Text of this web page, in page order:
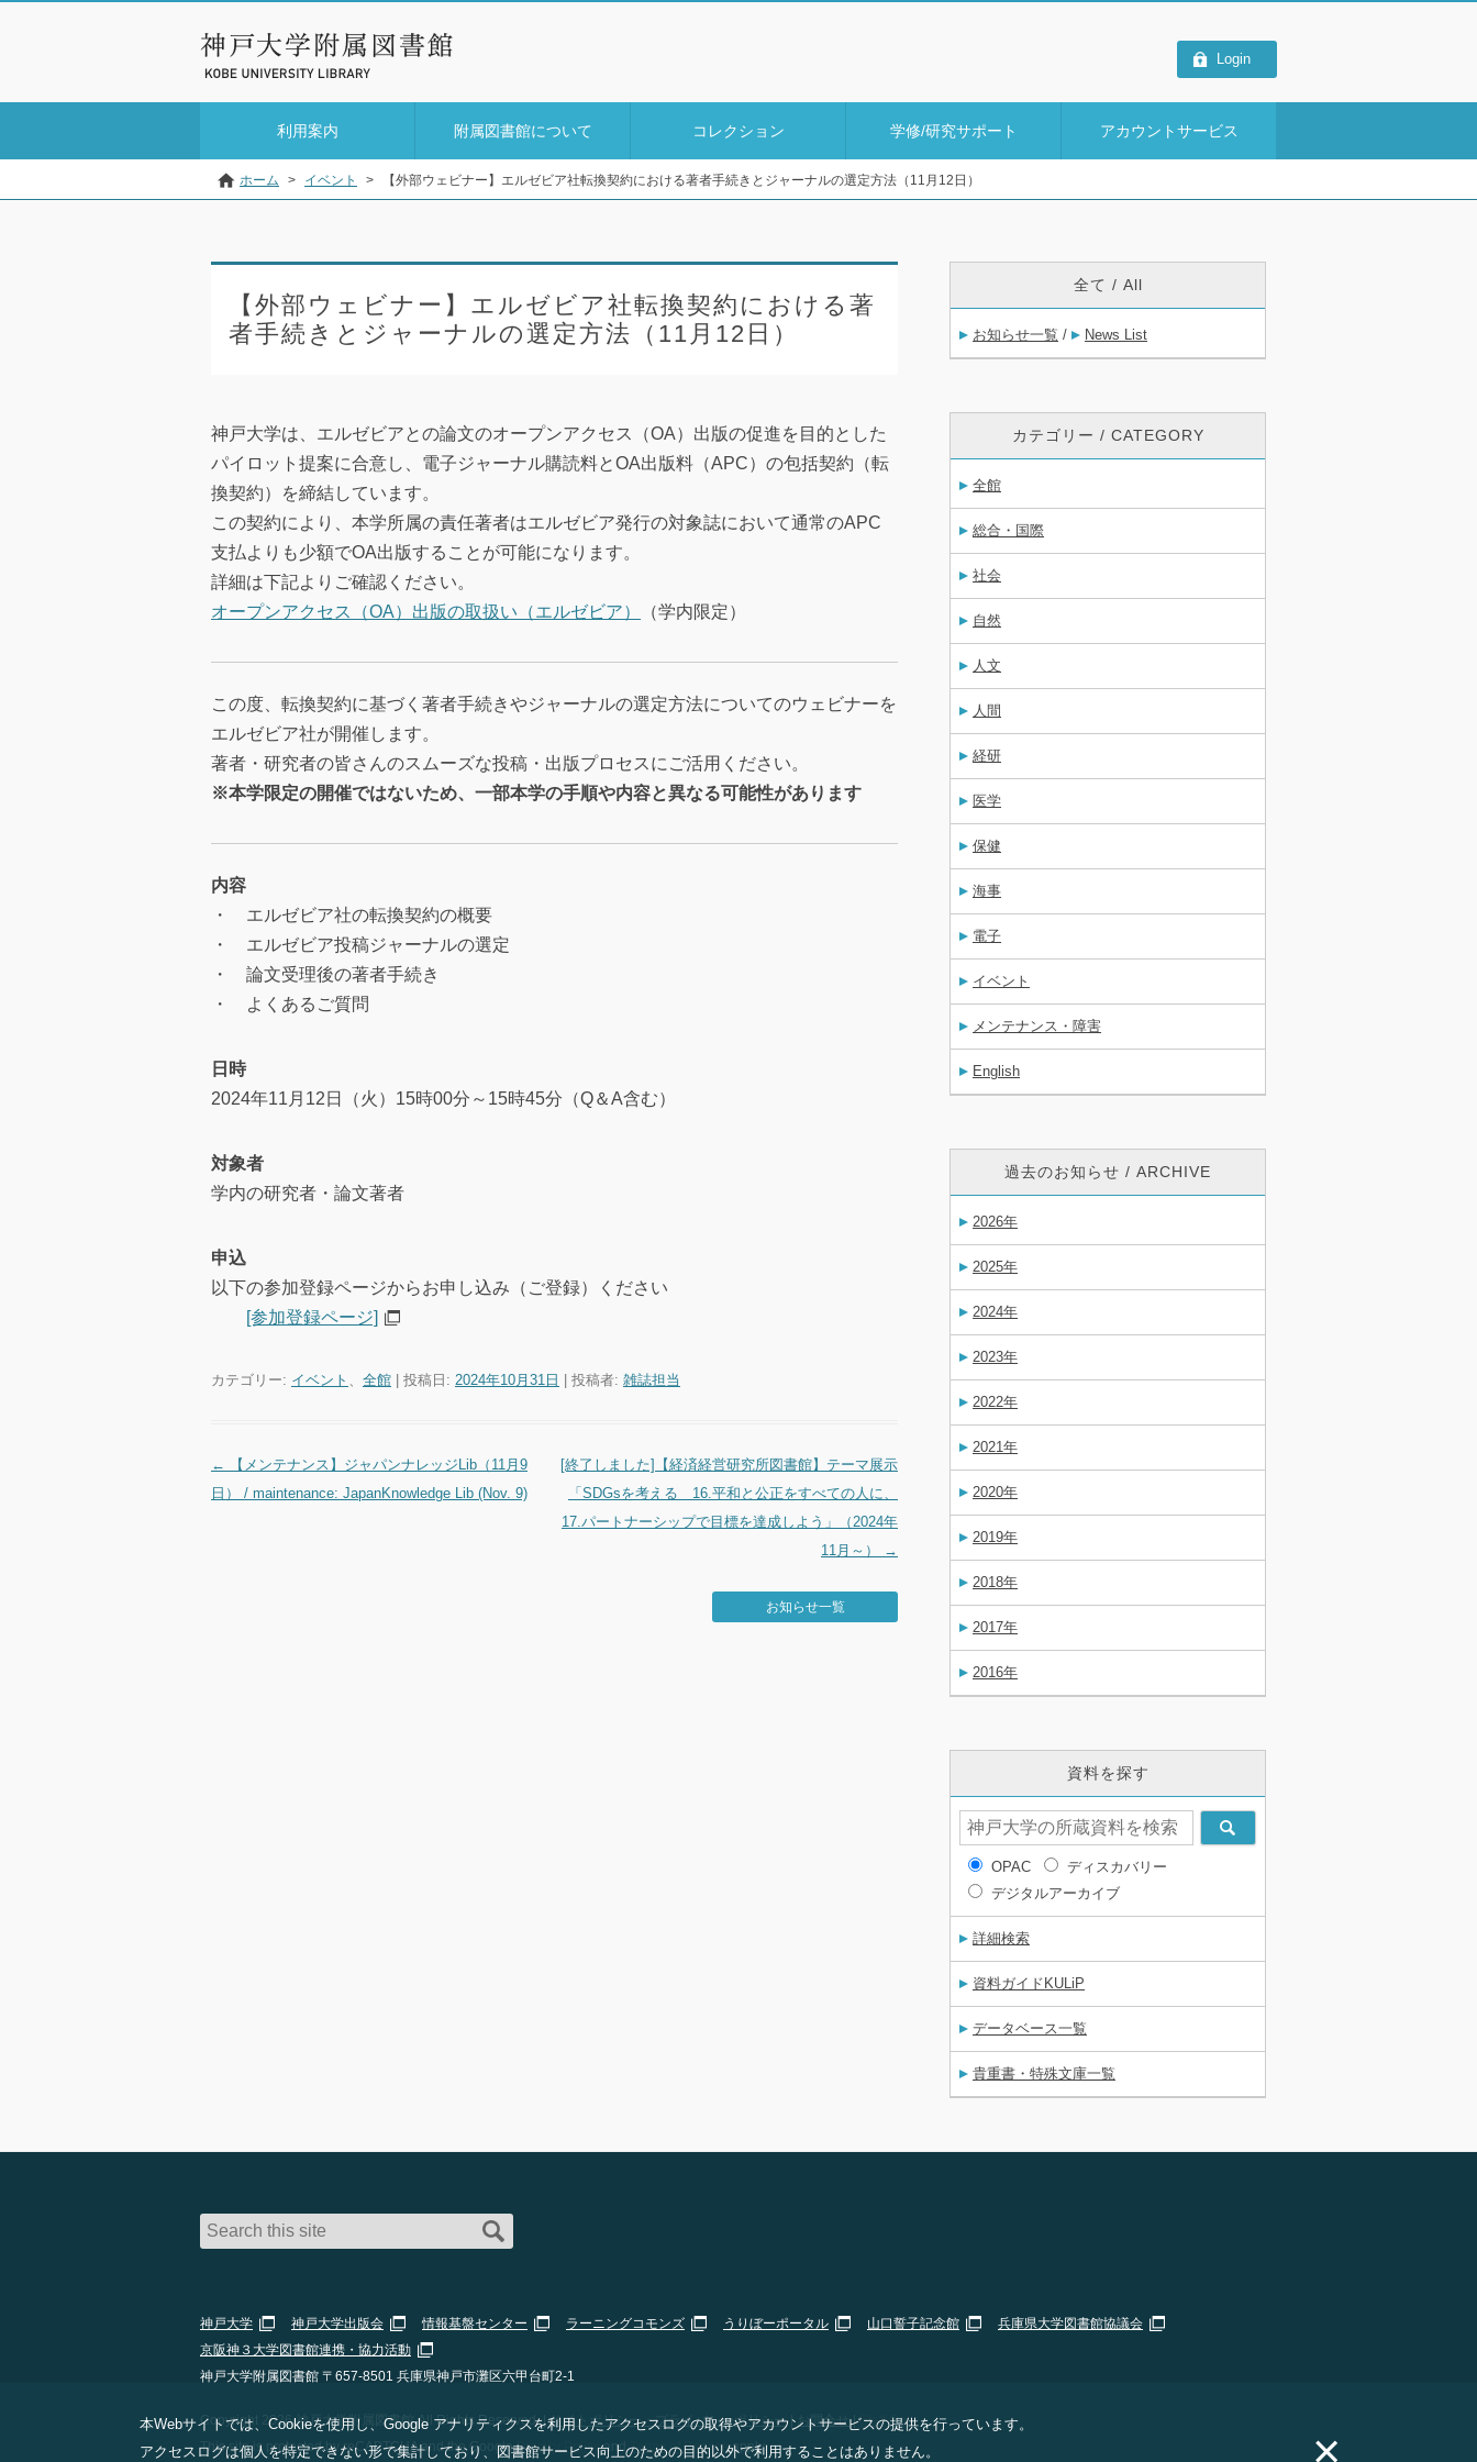
Login
利用案内 附属図書館について コレクション 学修/研究サポート アカウントサービス
ホーム > イベント > 【外部ウェビナー】エルゼビア社転換契約における著者手続きとジャーナルの選定方法（11月12日）
【外部ウェビナー】エルゼビア社転換契約における著
者手続きとジャーナルの選定方法（11月12日）
神戸大学は、エルゼビアとの論文のオープンアクセス（OA）出版の促進を目的とした
パイロット提案に合意し、電子ジャーナル購読料とOA出版料（APC）の包括契約（転
換契約）を締結しています。
この契約により、本学所属の責任著者はエルゼビア発行の対象誌において通常のAPC
支払よりも少額でOA出版することが可能になります。
詳細は下記よりご確認ください。
オープンアクセス（OA）出版の取扱い（エルゼビア）
（学内限定）
この度、転換契約に基づく著者手続きやジャーナルの選定方法についてのウェビナーを
エルゼビア社が開催します。
著者・研究者の皆さんのスムーズな投稿・出版プロセスにご活用ください。
※本学限定の開催ではないため、一部本学の手順や内容と異なる可能性があります
内容
・ エルゼビア社の転換契約の概要
・ エルゼビア投稿ジャーナルの選定
・ 論文受理後の著者手続き
・ よくあるご質問
日時
2024年11月12日（火）15時00分～15時45分（Q＆A含む）
対象者
学内の研究者・論文著者
申込
以下の参加登録ページからお申し込み（ご登録）ください
[参加登録ページ]
カテゴリー: イベント 、 全館 | 投稿日: 2024年10月31日 投稿者: 雑誌担当
投稿ナビゲーション
←
【メンテナンス】ジャパンナレッジLib（11月9
日） / maintenance: JapanKnowledge Lib (Nov. 9)
[終了しました]【経済経営研究所図書館】テーマ展示
「SDGsを考える 16.平和と公正をすべての人に、
17.パートナーシップで目標を達成しよう」（2024年
11月～）
→
お知らせ一覧
全て / All
お知らせ一覧 / News List
カテゴリー / CATEGORY
全館
総合・国際
社会
自然
人文
人間
経研
医学
保健
海事
電子
イベント
メンテナンス・障害
English
過去のお知らせ / ARCHIVE
2026年
2025年
2024年
2023年
2022年
2021年
2020年
2019年
2018年
2017年
2016年
資料を探す
OPAC
ディスカバリー
デジタルアーカイブ
詳細検索
資料ガイドKULiP
データベース一覧
貴重書・特殊文庫一覧
神戸大学 神戸大学出版会 情報基盤センター ラーニングコモンズ うりぼーポータル 山口誓子記念館
兵庫県大学図書館協議会
京阪神３大学図書館連携・協力活動
神戸大学附属図書館 〒657-8501 兵庫県神戸市灘区六甲台町2-1
Copyright 2026 神戸大学附属図書館 All Rights Reserved. |サイトポリシー・プライバシーポリシー| お問合せ |Staff Only
This site is protected by reCAPTCHA and the GooglePrivacy PolicyandTerms of Serviceapply.
本Webサイトでは、Cookieを使用し、Google アナリティクスを利用したアクセスログの取得やアカウントサービスの提供を行っています。
アクセスログは個人を特定できない形で集計しており、図書館サービス向上のための目的以外で利用することはありません。